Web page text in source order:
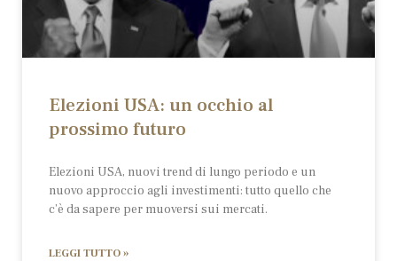
Elezioni USA: un occhio al
prossimo futuro
Elezioni USA, nuovi trend di lungo periodo e un
nuovo approccio agli investimenti: tutto quello che
c’è da sapere per muoversi sui mercati.
LEGGI TUTTO »